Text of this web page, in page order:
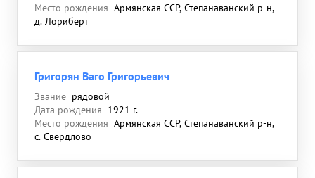
Место рождения Армянская ССР, Степанаванский р-н,
д. Лориберт
Григорян Ваго Григорьевич
Звание рядовой
Дата рождения 1921 г.
Место рождения Армянская ССР, Степанаванский р-н,
с. Свердлово